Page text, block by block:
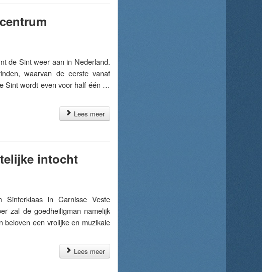
de Sint weer aan in Nederland.
waarvan de eerste vanaf
Sint wordt even voor half één …
Lees meer
intocht
in Carnisse Veste
zal de goedheiligman namelijk
beloven een vrolijke en muzikale
Lees meer